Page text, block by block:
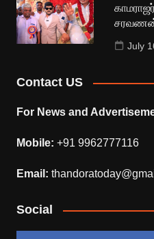
சரவணன்
July
Contact US
For News and
Mobile: +91 9962777116
Email:
Social